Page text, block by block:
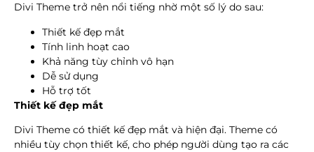
Divi Theme trở nên nổi tiếng nhờ một số lý do sau:
Thiết kế đẹp mắt
Tính linh hoạt cao
Khả năng tùy chỉnh vô hạn
Dễ sử dụng
Hỗ trợ tốt
Thiết kế đẹp mắt
Divi Theme có thiết kế đẹp mắt và hiện đại. Theme có
nhiều tùy chọn thiết kế, cho phép người dùng tạo ra các